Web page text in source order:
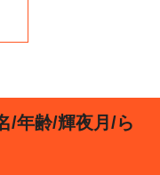
/年齢/輝夜月/ら